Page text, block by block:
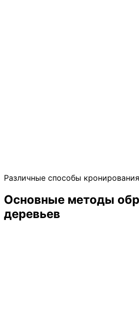
Различные способы кронирования
Основные методы
деревьев